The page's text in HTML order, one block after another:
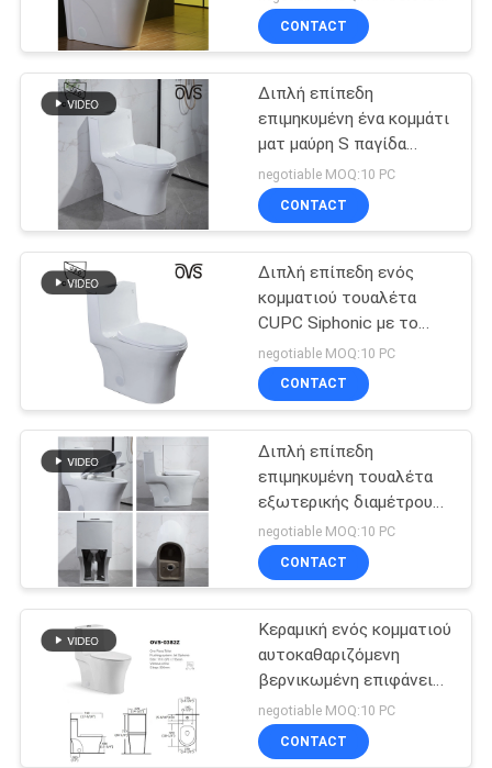
Τουαλέτα δύο
κομματιού
27
cUPC τουαλέτα
Τουαλέτα ύψους
άνεσης της Ada
αποταμίευση τεχνολογία
νερού τουαλετών
CONTACT
Διπλή επίπεδη
επιμηκυμένη ένα κομμάτι
ματ μαύρη S παγίδα
τουαλετών
negotiable MOQ:10 PC
CONTACT
Διπλή επίπεδη ενός
κομματιού τουαλέτα
CUPC Siphonic με το
μαλακό κλείνοντας
κάθισμα κάλυψης
negotiable MOQ:10 PC
CONTACT
Διπλή επίπεδη
επιμηκυμένη τουαλέτα
εξωτερικής διαμέτρου
αρσενηκού σπειρώματος
με τα δευτερεύοντα
αμερικανικά πρότυπα
negotiable MOQ:10 PC
CONTACT
Κεραμική ενός κομματιού
αυτοκαθαριζόμενη
βερνικωμένη επιφάνεια
1,6 τουαλετών
επιμηκυμένη Gpf
τουαλέτα
negotiable MOQ:10 PC
CONTACT